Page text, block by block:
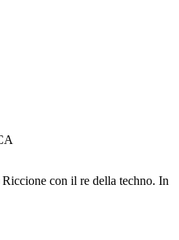
con il re della techno. In